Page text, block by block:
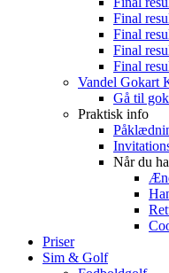
Final
Final
Final
Final
Vandel Gokart
Gå til
Praktisk info
Når du
Priser
Sim & Golf